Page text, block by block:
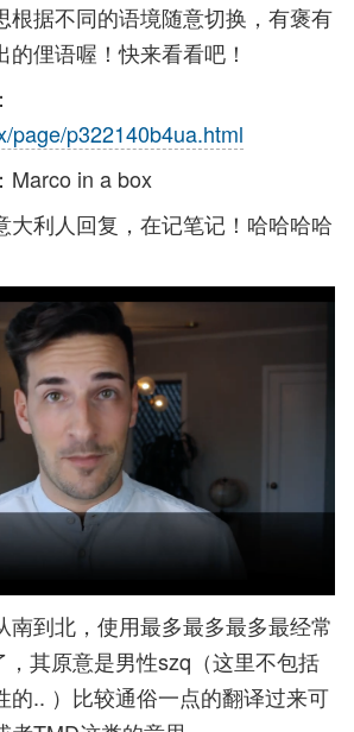
根据不同的语境随意切换，有褒有
俚语喔！快来看看吧！
page/p322140b4ua.html
Marco in a box
大利人回复，在记笔记！哈哈哈哈
南到北，使用最多最多最多最经常
其原意是男性szq（这里不包括
的.. ）比较通俗一点的翻译过来可